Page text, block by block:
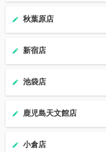
秋葉原店
新宿店
池袋店
鹿児島天文館店
小倉店